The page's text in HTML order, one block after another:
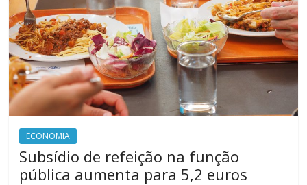
ECONOMIA
Subsídio de refeição na função
pública aumenta para 5,2 euros